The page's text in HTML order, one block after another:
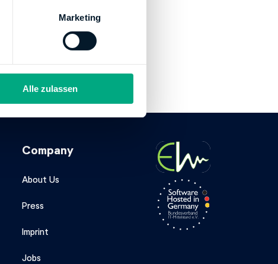
Marketing
Alle zulassen
Company
About Us
Press
Imprint
Jobs